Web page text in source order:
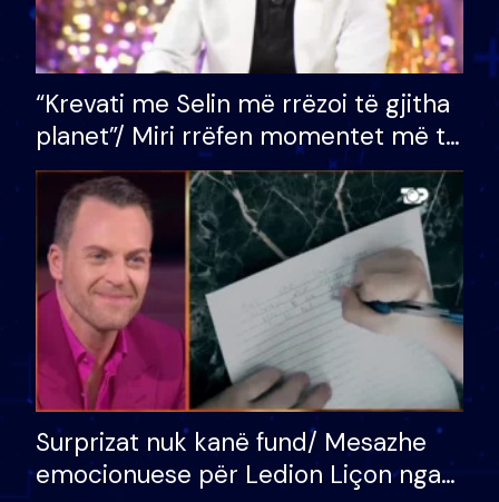
“Krevati me Selin më rrëzoi të gjitha
planet”/ Miri rrëfen momentet më të
bukura në shtëpinë e BB VIP: Do më
mungojë zilja e mëngjesit kur…
Surprizat nuk kanë fund/ Mesazhe
emocionuese për Ledion Liçon nga